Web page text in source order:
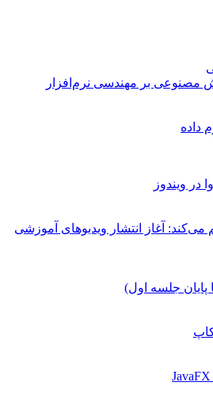
مصنوعی بر مهندسی نرم‌افزار
داده
در ویندوز
می‌کند: آغاز انتشار ویدیوهای آموزشی
پایان جلسه اول)